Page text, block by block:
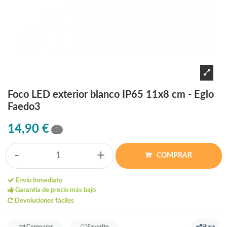
Foco LED exterior blanco IP65 11x8 cm - Eglo
Faedo3
14,90 € i
- + COMPRAR
Envío Inmediato
Garantía de precio más bajo
Devoluciones fáciles